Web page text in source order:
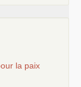
la paix